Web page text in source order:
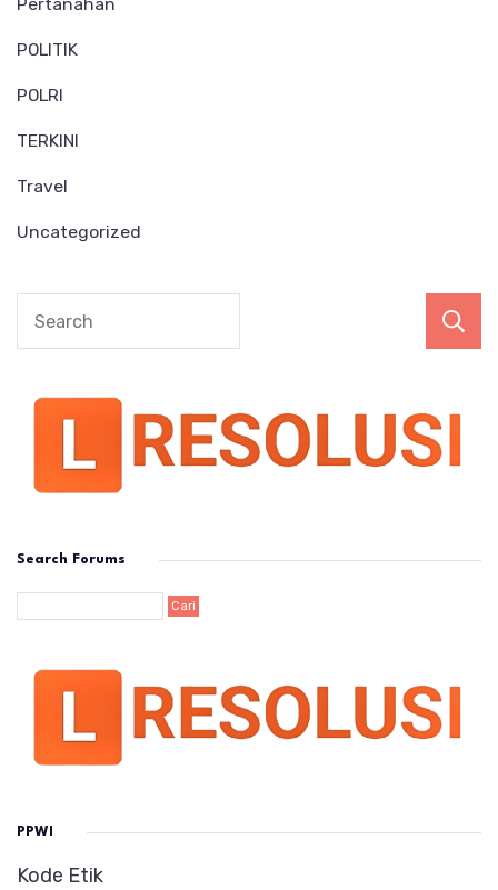
Pertanahan
POLITIK
POLRI
TERKINI
Travel
Uncategorized
Search Forums
PPWI
Kode Etik